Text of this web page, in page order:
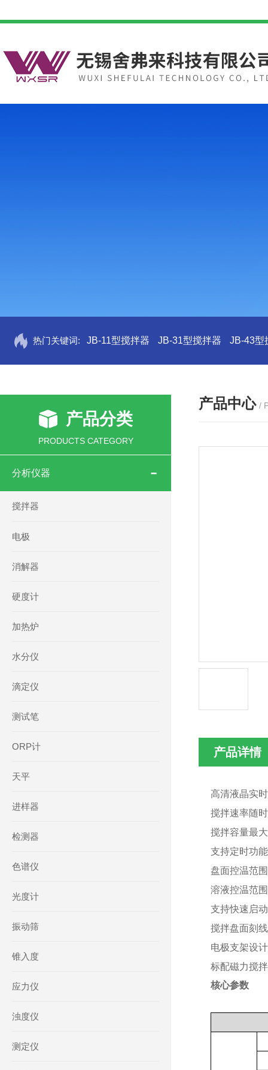
热门关键词: JB-11型搅拌器 JB-31型搅拌器 JB-43型
产品分类
PRODUCTS CATEGORY
分析仪器
搅拌器
电极
消解器
硬度计
加热炉
水分仪
滴定仪
测试笔
ORP计
天平
进样器
检测器
色谱仪
光度计
振动筛
锥入度
应力仪
浊度仪
测定仪
产品中心 /
产品详情
高清液晶实
搅拌速率随
搅拌容量最
支持定时功能
盘面控温范
溶液控温范
支持快速启
搅拌盘面刻
电极支架设
标配磁力搅
核心参数